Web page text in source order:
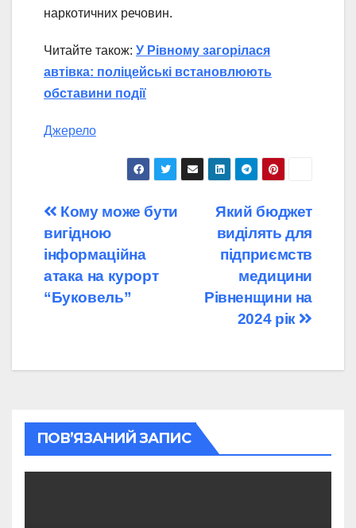
наркотичних речовин.
Читайте також: У Рівному загорілася
автівка: поліцейські встановлюють
обставини події
Джерело
Навігація
записів
Який бюджет
виділять для
підприємств
медицини
Рівненщини на
2024 рік
Кому може бути
вигідною
інформаційна
атака на курорт
“Буковель”
ПОВ’ЯЗАНИЙ ЗАПИС